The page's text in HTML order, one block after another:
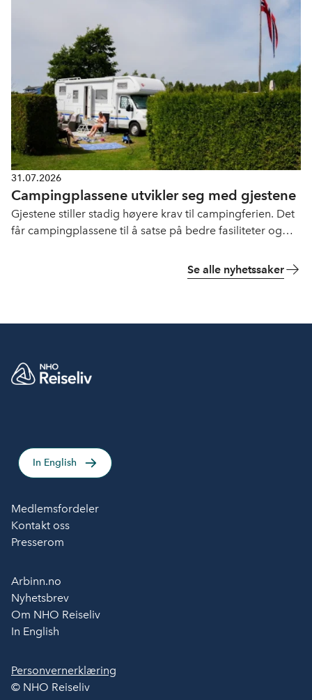
31.07.2026
Campingplassene utvikler seg med gjestene
Gjestene stiller stadig høyere krav til campingferien. Det
får campingplassene til å satse på bedre fasiliteter og
Se alle nyhetssaker
In English
Medlemsfordeler
Kontakt oss
Presserom
Arbinn.no
Nyhetsbrev
Om NHO Reiseliv
In English
Personvernerklæring
© NHO Reiseliv